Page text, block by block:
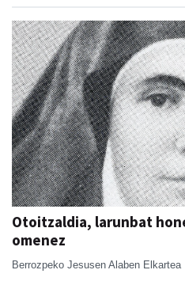
Otoitzaldia, larunbat
omenez
Berrozpeko Jesusen Alaben Elkartea